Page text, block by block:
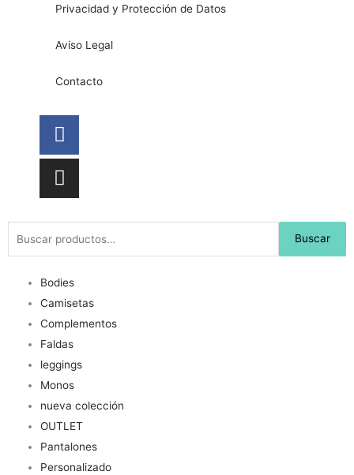
Privacidad y Protección de Datos
Aviso Legal
Contacto
Facebook
Instagram
por:
Buscar
Bodies
Camisetas
Complementos
Faldas
leggings
Monos
nueva colección
OUTLET
Pantalones
Personalizado